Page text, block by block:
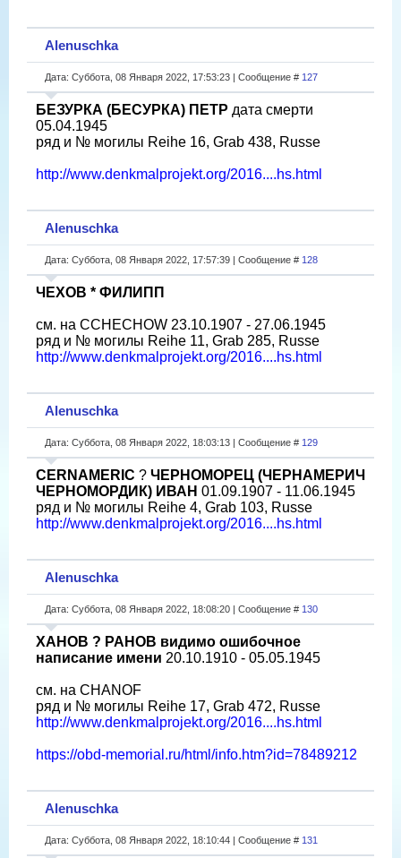
Alenuschka
Дата: Суббота, 08 Января 2022, 17:53:23 | Сообщение # 127
БЕЗУРКА (БЕСУРКА) ПЕТР дата смерти
05.04.1945
ряд и № могилы Reihe 16, Grab 438, Russe
http://www.denkmalprojekt.org/2016....hs.html
Alenuschka
Дата: Суббота, 08 Января 2022, 17:57:39 | Сообщение # 128
ЧЕХОВ * ФИЛИПП
см. на CCHECHOW 23.10.1907 - 27.06.1945
ряд и № могилы Reihe 11, Grab 285, Russe
http://www.denkmalprojekt.org/2016....hs.html
Alenuschka
Дата: Суббота, 08 Января 2022, 18:03:13 | Сообщение # 129
CERNAMERIC ? ЧЕРНОМОРЕЦ (ЧЕРНАМЕРИЧ
ЧЕРНОМОРДИК) ИВАН 01.09.1907 - 11.06.1945
ряд и № могилы Reihe 4, Grab 103, Russe
http://www.denkmalprojekt.org/2016....hs.html
Alenuschka
Дата: Суббота, 08 Января 2022, 18:08:20 | Сообщение # 130
ХАНОВ ? РАНОВ видимо ошибочное
написание имени 20.10.1910 - 05.05.1945
см. на CHANOF
ряд и № могилы Reihe 17, Grab 472, Russe
http://www.denkmalprojekt.org/2016....hs.html
https://obd-memorial.ru/html/info.htm?id=78489212
Alenuschka
Дата: Суббота, 08 Января 2022, 18:10:44 | Сообщение # 131